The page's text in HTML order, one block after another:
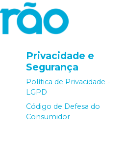
Privacidade e
Segurança
Política de Privacidade -
LGPD
Código de Defesa do
Consumidor